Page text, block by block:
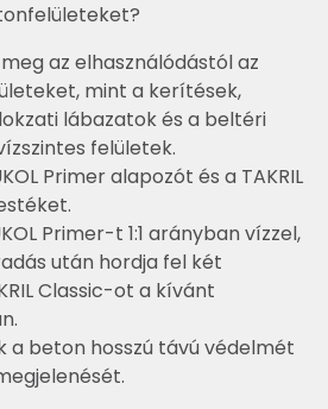
az elhasználódástól az
mint a kerítések,
lábazatok és a beltéri
felületek.
Primer alapozót és a TAKRIL
Primer-t 1:1 arányban vízzel,
után hordja fel két
Classic-ot a kívánt
a beton hosszú távú védelmét